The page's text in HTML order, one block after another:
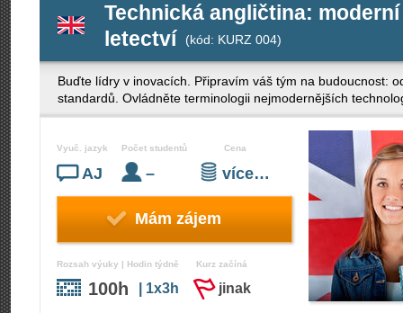
Technická angličtina:
letectví
(kód: KURZ 004)
Buďte lídry v inovacích. Připravím váš tým na budoucnost:
standardů. Ovládněte terminologii nejmodernějších
Vyuč. jazyk
AJ
Počet studentů
–
Cena
více…
Mám zájem
Rozsah výuky | Hodin týdně
100h | 1x3h
Kurz začíná
jinak